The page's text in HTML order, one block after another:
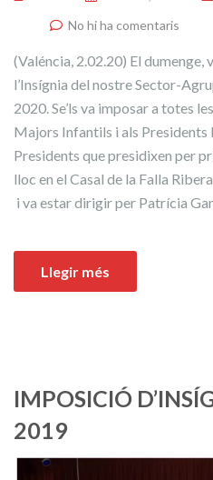
No hi ha comentaris
(Valéncia, 2.02.20) El dumenge,
l’Insígnia del nostre Sector-
2020. Se’ls va imposar a totes
Majors Infantils i als Presidents
Presidents que presidixen per
lloc en el Casal de la Falla
i va estar dirigir per Patrícia
Llegir més
IMPOSICIÓ
2019